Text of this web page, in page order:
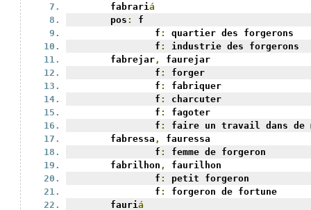
	fabrari
á
	pos
:
f
		f
:
quartier des forgerons
		f
:
industrie des forgerons
	fabrejar
,
faurejar
		f
:
forger
		f
:
fabriquer
		f
:
charcuter
		f
:
fagoter
		f
:
faire un travail dans de
	fabressa
,
fauressa
		f
:
femme de forgeron
	fabrilhon
,
faurilhon
		f
:
petit forgeron
		f
:
forgeron de fortune
	fauri
á